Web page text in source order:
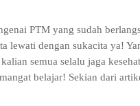
PTM yang sudah
lewati dengan sukacita ya!
semua selalu jaga
belajar! Sekian dari